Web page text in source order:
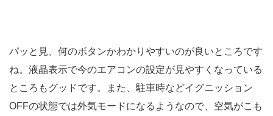
パッと見、何のボタンかわかりやすいのが良いところです
ね。液晶表示で今のエアコンの設定が見やすくなっている
ところもグッドです。また、駐車時などイグニッション
OFFの状態では外気モードになるようなので、空気がこも